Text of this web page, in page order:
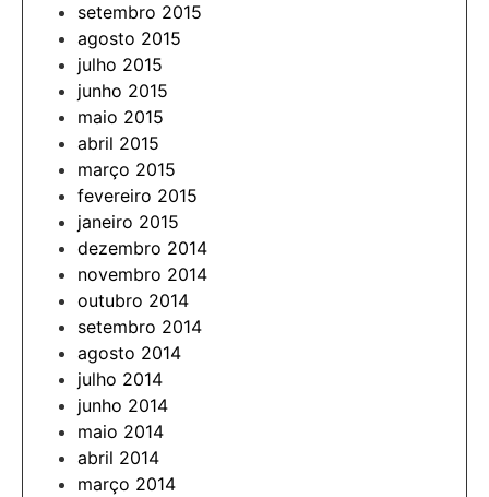
setembro 2015
agosto 2015
julho 2015
junho 2015
maio 2015
abril 2015
março 2015
fevereiro 2015
janeiro 2015
dezembro 2014
novembro 2014
outubro 2014
setembro 2014
agosto 2014
julho 2014
junho 2014
maio 2014
abril 2014
março 2014